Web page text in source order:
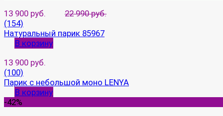
13 900 руб.
22 990 руб.
(154)
Натуральный парик 85967
В корзину
13 900 руб.
(100)
Парик с небольшой моно LENYA
В корзину
-42%